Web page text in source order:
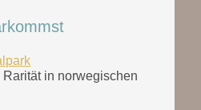
in norwegischen